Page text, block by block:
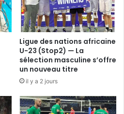
Ligue des nations africaine
U-23 (Stop2) — La
sélection masculine s’offre
un nouveau titre
il y a 2 jours